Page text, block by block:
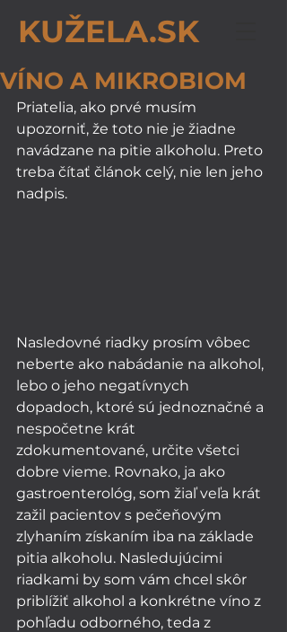
KUŽELA.SK
VÍNO A MIKROBIOM
Priatelia, ako prvé musím
upozorniť, že toto nie je žiadne
navádzane na pitie alkoholu. Preto
treba čítať článok celý, nie len jeho
nadpis.
Nasledovné riadky prosím vôbec
neberte ako nabádanie na alkohol,
lebo o jeho negatívnych
dopadoch, ktoré sú jednoznačné a
nespočetne krát
zdokumentované, určite všetci
dobre vieme. Rovnako, ja ako
gastroenterológ, som žiaľ veľa krát
zažil pacientov s pečeňovým
zlyhaním získaním iba na základe
pitia alkoholu. Nasledujúcimi
riadkami by som vám chcel skôr
priblížiť alkohol a konkrétne víno z
pohľadu odborného, teda z